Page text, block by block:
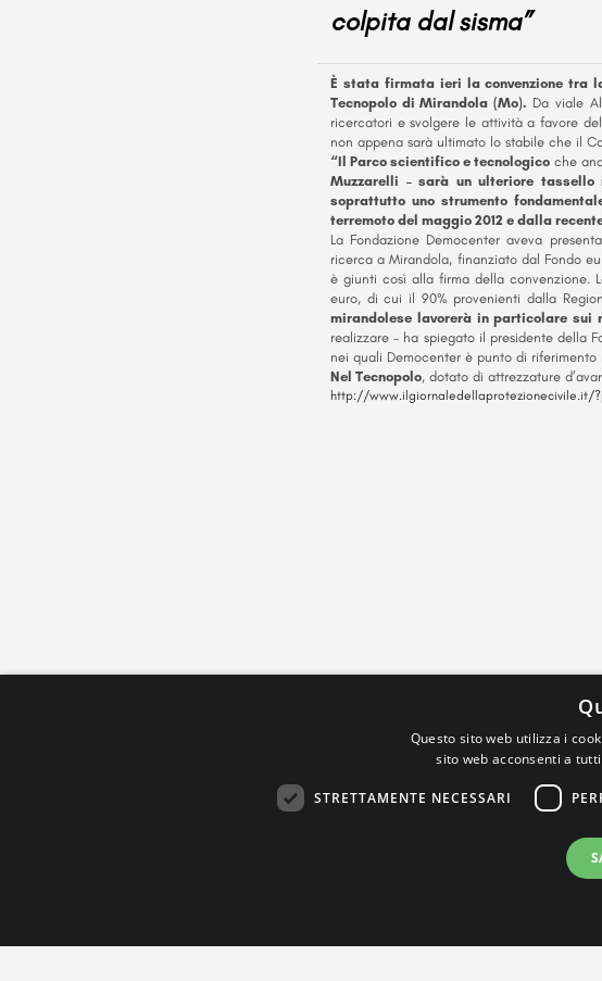
colpita dal sisma”
È stata firmata ieri la convenzione tra
Tecnopolo di Mirandola (Mo). Da viale
ricercatori e svolgere le attività a favore
non appena sarà ultimato lo stabile che il
“Il Parco scientifico e tecnologico che
Muzzarelli – sarà un ulteriore
soprattutto uno strumento
terremoto del maggio 2012 e dalla
La Fondazione Democenter aveva
ricerca a Mirandola, finanziato dal Fondo
è giunti così alla firma della convenzione.
euro, di cui il 90% provenienti dalla
mirandolese lavorerà in particolare sui
realizzare – ha spiegato il presidente della
nei quali Democenter è punto di
Nel Tecnopolo, dotato di attrezzature
http://www.ilgiornaledellaprotezionecivile.it/
Questo sito web utilizza i
sito web acconsenti a
STRETTAMENTE NECESSARI